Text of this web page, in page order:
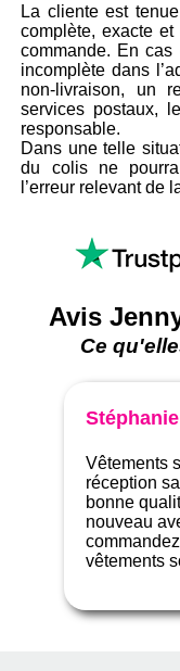
La cliente est
complète, exacte
commande. En cas
incomplète dans
non-livraison, un
services postaux,
responsable.
Dans une telle
du colis ne
l’erreur relevant de
Avis
Ce
Stéphanie
Vêtements
réception
bonne
nouveau
vêtements